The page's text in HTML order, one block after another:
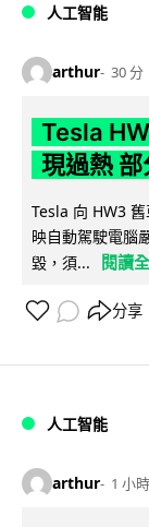
人工智能
arthur 30 分
Tesla
現過熱
Tesla 向 HW3
映自動駕駛電腦
毀，須...
閱讀
分享
人工智能
arthur 1 小時